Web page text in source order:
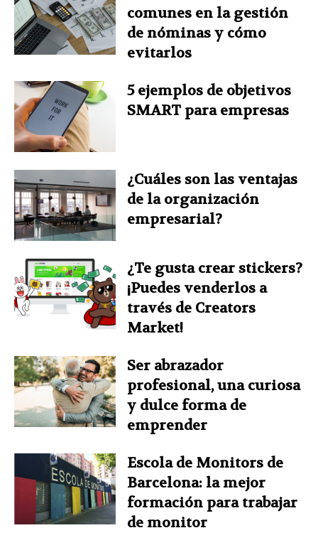
comunes en la gestión
de nóminas y cómo
evitarlos
5 ejemplos de objetivos
SMART para empresas
¿Cuáles son las ventajas
de la organización
empresarial?
¿Te gusta crear stickers?
¡Puedes venderlos a
través de Creators
Market!
Ser abrazador
profesional, una curiosa
y dulce forma de
emprender
Escola de Monitors de
Barcelona: la mejor
formación para trabajar
de monitor